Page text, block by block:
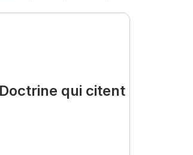
qui citent